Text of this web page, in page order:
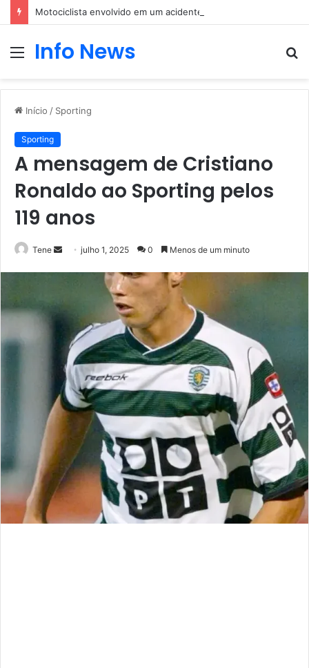
Motociclista envolvido em um acidente com um carro
Menu
Info News
Início / Sporting
Sporting
A mensagem de Cristiano
Ronaldo ao Sporting pelos
119 anos
Tene
Mandejulho 1, 2025 0 Menos de um minuto